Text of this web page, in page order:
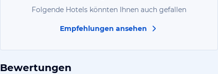
Folgende Hotels könnten Ihnen auch gefallen
Empfehlungen ansehen
Bewertungen